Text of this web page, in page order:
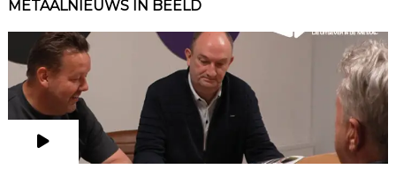
METAALNIEUWS IN BEELD